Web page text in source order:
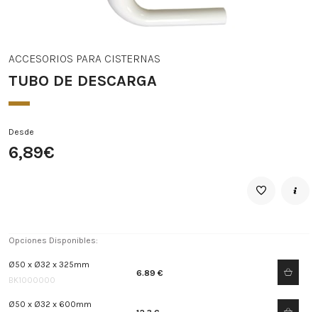
ACCESORIOS PARA CISTERNAS
TUBO DE DESCARGA
Desde
6,89€
Opciones Disponibles:
Ø50 x Ø32 x 325mm
BK1000000
6.89 €
Ø50 x Ø32 x 600mm